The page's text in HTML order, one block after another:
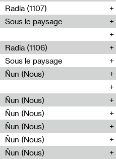
Radia (1107)
Sous le paysage
Radia (1106)
Sous le paysage
Ñun (Nous)
Ñun (Nous)
Ñun (Nous)
Ñun (Nous)
Ñun (Nous)
Ñun (Nous)